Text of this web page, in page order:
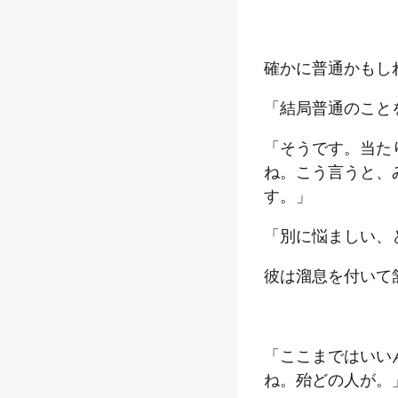
確かに普通かもし
「結局普通のこ
「そうです。当
ね。こう言うと
す。」
「別に悩ましい
彼は溜息を付いて
「ここまではい
ね。殆どの人が。